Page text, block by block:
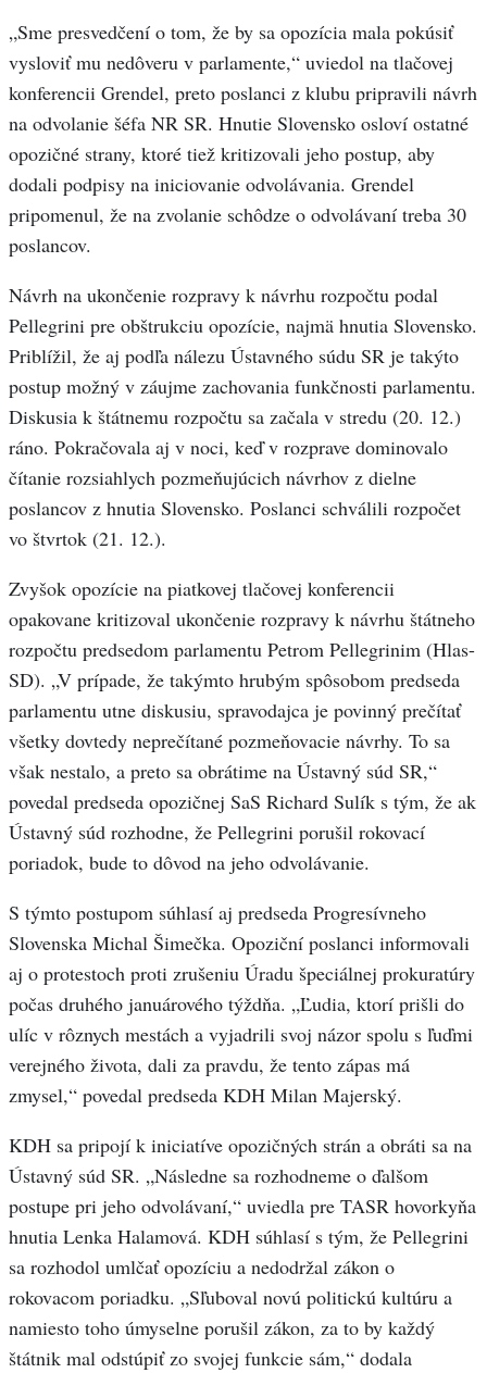
„Sme presvedčení o tom, že by sa opozícia mala pokúsiť
vysloviť mu nedôveru v parlamente,“ uviedol na tlačovej
konferencii Grendel, preto poslanci z klubu pripravili návrh
na odvolanie šéfa NR SR. Hnutie Slovensko osloví ostatné
opozičné strany, ktoré tiež kritizovali jeho postup, aby
dodali podpisy na iniciovanie odvolávania. Grendel
pripomenul, že na zvolanie schôdze o odvolávaní treba 30
poslancov.
Návrh na ukončenie rozpravy k návrhu rozpočtu podal
Pellegrini pre obštrukciu opozície, najmä hnutia Slovensko.
Priblížil, že aj podľa nálezu Ústavného súdu SR je takýto
postup možný v záujme zachovania funkčnosti parlamentu.
Diskusia k štátnemu rozpočtu sa začala v stredu (20. 12.)
ráno. Pokračovala aj v noci, keď v rozprave dominovalo
čítanie rozsiahlych pozmeňujúcich návrhov z dielne
poslancov z hnutia Slovensko. Poslanci schválili rozpočet
vo štvrtok (21. 12.).
Zvyšok opozície na piatkovej tlačovej konferencii
opakovane kritizoval ukončenie rozpravy k návrhu štátneho
rozpočtu predsedom parlamentu Petrom Pellegrinim (Hlas-
SD). „V prípade, že takýmto hrubým spôsobom predseda
parlamentu utne diskusiu, spravodajca je povinný prečítať
všetky dovtedy neprečítané pozmeňovacie návrhy. To sa
však nestalo, a preto sa obrátime na Ústavný súd SR,“
povedal predseda opozičnej SaS Richard Sulík s tým, že ak
Ústavný súd rozhodne, že Pellegrini porušil rokovací
poriadok, bude to dôvod na jeho odvolávanie.
S týmto postupom súhlasí aj predseda Progresívneho
Slovenska Michal Šimečka. Opoziční poslanci informovali
aj o protestoch proti zrušeniu Úradu špeciálnej prokuratúry
počas druhého januárového týždňa. „Ľudia, ktorí prišli do
ulíc v rôznych mestách a vyjadrili svoj názor spolu s ľuďmi
verejného života, dali za pravdu, že tento zápas má
zmysel,“ povedal predseda KDH Milan Majerský.
KDH sa pripojí k iniciatíve opozičných strán a obráti sa na
Ústavný súd SR. „Následne sa rozhodneme o ďalšom
postupe pri jeho odvolávaní,“ uviedla pre TASR hovorkyňa
hnutia Lenka Halamová. KDH súhlasí s tým, že Pellegrini
sa rozhodol umlčať opozíciu a nedodržal zákon o
rokovacom poriadku. „Sľuboval novú politickú kultúru a
namiesto toho úmyselne porušil zákon, za to by každý
štátnik mal odstúpiť zo svojej funkcie sám,“ dodala